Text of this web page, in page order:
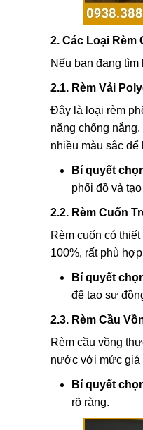
2. Các Loại Rèm
Nếu bạn đang
2.1. Rèm Vải
Đây là loại rèm
năng chống
nhiều màu sắc để
Bí quyết
phối đồ và
2.2. Rèm Cuốn
Rèm cuốn có
100%, rất phù
Bí quyết
để tạo sự
2.3. Rèm Cầu
Rèm cầu vồng
nước với mức giá
Bí quyết
rõ ràng.